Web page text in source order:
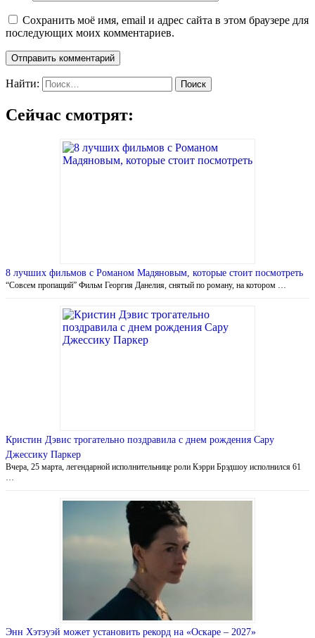
Сохранить моё имя, email и адрес сайта в этом браузере для
последующих моих комментариев.
Найти:
Сейчас смотрят:
8 лучших фильмов с Романом Мадяновым, которые стоит посмотреть
“Совсем пропащий” Фильм Георгия Данелия, снятый по роману, на котором …
Кристин Дэвис трогательно поздравила с днем рождения Сару
Джессику Паркер
Вчера, 25 марта, легендарной исполнительнице роли Кэрри Брэдшоу исполнился 61
Энн Хэтэуэй может установить рекорд на «Оскаре – 2027»